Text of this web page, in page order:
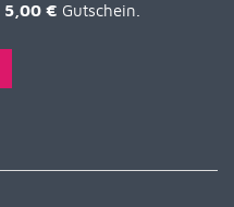
5,00 € Gutschein.